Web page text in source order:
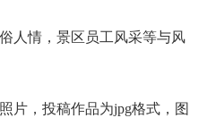
人情，景区员工风采等与风
片，投稿作品为jpg格式，图